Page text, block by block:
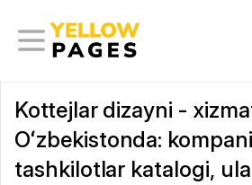
Kottejlar dizayni -
Oʻzbekistonda:
tashkilotlar katalogi,